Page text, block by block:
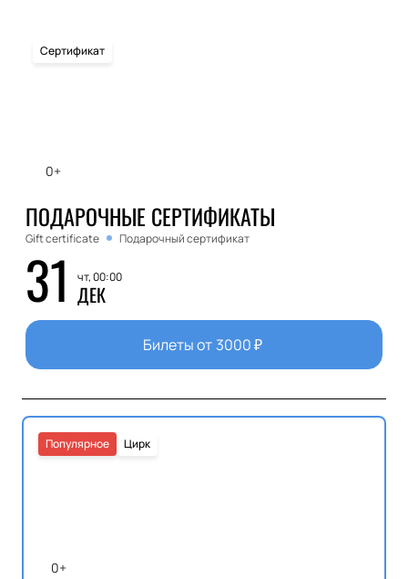
0+
Сертификат
ПОДАРОЧНЫЕ СЕРТИФИКАТЫ
Gift certificate Подарочный сертификат
31 чт, 00:00
ДЕК
Билеты от 3000₽
0+
Цирк
Популярное